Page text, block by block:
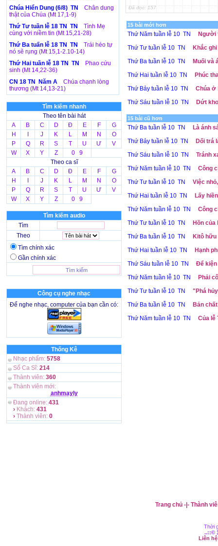
Chúa Hiển Dung (6/8) TN
Chân dung
thật của Chúa (Mt 17,1-9)
Thứ Tư tuần lễ 18 TN TN
Tình Mẹ
cùng với niềm tin (Mt 15,21-28)
Thứ Ba tuấn lễ 18 TN TN
Trái héo tự
nó sẽ rụng (Mt 15,1-2.10-14)
Thứ Hai tuần lễ 18 TN TN
Phao cứu
sinh (Mt 14,22-36)
CN 18 TN Năm A
Chúa chạnh lòng
thương (Mt 14,13-21)
Tìm kiếm nhanh
Theo tên bài hát
A
B C D Đ E F
G
H
J K L M N
O
P
Q R S T U Ư
V
W
X Y Z
0 9
Theo ca sĩ
A
B C D Đ E F
G
H
J K L M N
O
P
Q R S T U Ư
V
W
X Y Z 0 9
Tìm kiếm audio
Tìm
Theo
Tìm chính xác
Gần chính xác
Công cụ nghe nhạc
Để nghe nhạc, computer của bạn cần có:
Thống Kê
Nhạc phẩm: 5758
Số Ca Sĩ: 214
Thành viên: 360
Thành viên mới:
anhmayly
Đang online: 431
› Khách: 431
› Thành viên: 0
Đã đọc: 157
15 bài mới hơn
Thứ Năm tuần lễ 10 TN
Người
Thứ Tư tuần lễ 10 TN
Khắc
Thứ Ba tuần lễ 10 TN
Muối và
Thứ Hai tuần lễ 10 TN
Phúc
Thứ Bảy tuần lễ 10 TN
Chúa ở
Thứ Sáu tuần lễ 10 TN
Dứt
15 bài cũ hơn
Thứ Ba tuần lễ 10 TN
Là ánh
Thứ Bảy tuần lễ 10 TN
Dối trá
Thứ Sáu tuần lễ 10 TN
Tránh
Thứ Năm tuần lễ 10 TN
Công
Thứ Tư tuần lễ 10 TN
Việc
Thứ Hai tuần lễ 10 TN
Lấy
Thứ Năm tuần lễ 10 TN
Công
Thứ Tư tuần lễ 10 TN
Hồn của
Thứ Ba tuần lễ 10 TN
Kitô hữu
Thứ Hai tuần lễ 10 TN
Hạnh
Thứ Sáu tuần lễ 10 TN
Để kiện
Thứ Năm tuần lễ 10 TN
Phải
Thứ Tư tuần lễ 10 TN
"Phá
Thứ Ba tuần lễ 10 TN
Bản
Thứ Năm tuần lễ 10 TN
Của lễ
Trang chủ-|- Thành
Thời
..::©
Liên